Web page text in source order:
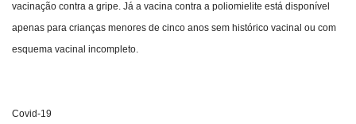
vacinação contra a gripe. Já a vacina contra a poliomielite está disponível
apenas para crianças menores de cinco anos sem histórico vacinal ou com
esquema vacinal incompleto.
Covid-19